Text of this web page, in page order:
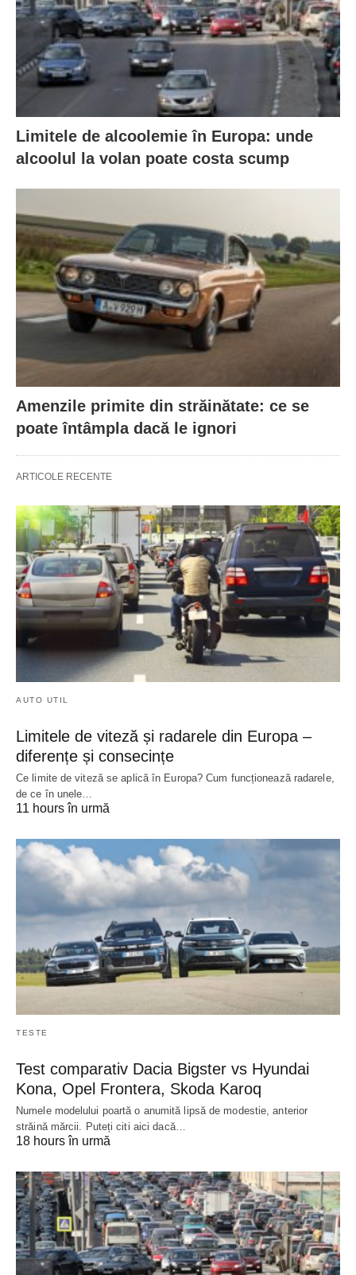
Limitele de alcoolemie în Europa: unde
alcoolul la volan poate costa scump
Amenzile primite din străinătate: ce se
poate întâmpla dacă le ignori
ARTICOLE RECENTE
AUTO UTIL
Limitele de viteză și radarele din Europa –
diferențe și consecințe
Ce limite de viteză se aplică în Europa? Cum funcționează radarele,
de ce în unele…
11 hours în urmă
TESTE
Test comparativ Dacia Bigster vs Hyundai
Kona, Opel Frontera, Skoda Karoq
Numele modelului poartă o anumită lipsă de modestie, anterior
străină mărcii. Puteți citi aici dacă…
18 hours în urmă